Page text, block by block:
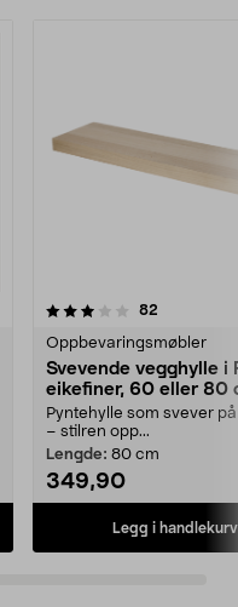
82
Oppbevaringsmøbler
Svevende vegghylle i
eikefiner, 60 eller 80
Pyntehylle som svever
– stilren opp...
Lengde: 80 cm
349,90
Legg i handlekurv
4.5 av 5 stjerner